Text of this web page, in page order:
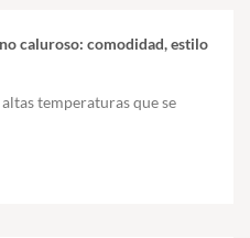
caluroso: comodidad, estilo
temperaturas que se